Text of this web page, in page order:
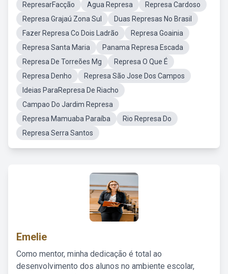
RepresarFacção
Agua Represa
Represa Cardoso
Represa Grajaú Zona Sul
Duas Represas No Brasil
Fazer Represa Co Dois Ladrão
Represa Goainia
Represa Santa Maria
Panama Represa Escada
Represa De Torreões Mg
Represa O Que É
Represa Denho
Represa São Jose Dos Campos
Ideias ParaRepresa De Riacho
Campao Do Jardim Represa
Represa Mamuaba Paraíba
Rio Represa Do
Represa Serra Santos
Emelie
Como mentor, minha dedicação é total ao
desenvolvimento dos alunos no ambiente escolar,